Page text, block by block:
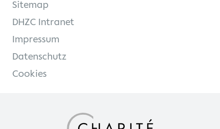
Sitemap
DHZC Intranet
Impressum
Datenschutz
Cookies